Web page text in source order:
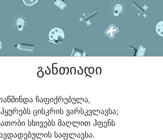
განთიადი
მინდა ჩაფიქრებულა,
ყურებს ცისკრის ვარსკვლავსა;
თობი სხივებს მაღლით ჰფენს
დადებულის საფლავსა.